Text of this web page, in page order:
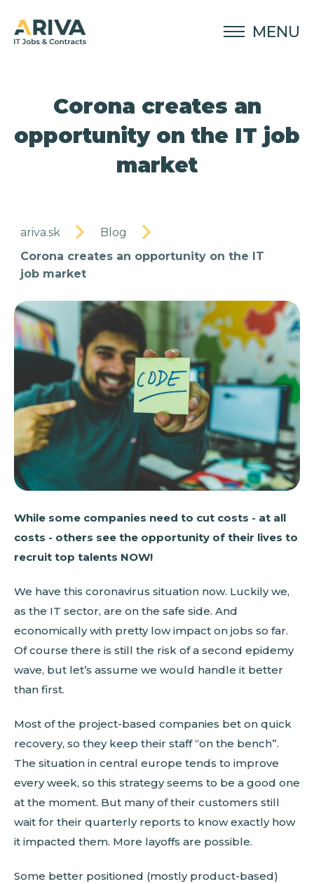
MENU
Corona creates an
opportunity on the IT job
market
ariva.sk
Blog
Corona creates an opportunity on the IT
job market
While some companies need to cut costs - at all
costs - others see the opportunity of their lives to
recruit top talents NOW!
We have this coronavirus situation now. Luckily we,
as the IT sector, are on the safe side. And
economically with pretty low impact on jobs so far.
Of course there is still the risk of a second epidemy
wave, but let’s assume we would handle it better
than first.
Most of the project-based companies bet on quick
recovery, so they keep their staff “on the bench”.
The situation in central europe tends to improve
every week, so this strategy seems to be a good one
at the moment. But many of their customers still
wait for their quarterly reports to know exactly how
it impacted them. More layoffs are possible.
Some better positioned (mostly product-based)